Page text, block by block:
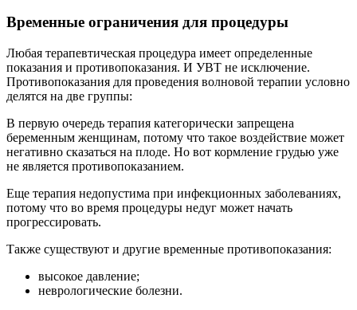
Временные ограничения для процедуры
Любая терапевтическая процедура имеет определенные
показания и противопоказания. И УВТ не исключение.
Противопоказания для проведения волновой терапии условно
делятся на две группы:
В первую очередь терапия категорически запрещена
беременным женщинам, потому что такое воздействие может
негативно сказаться на плоде. Но вот кормление грудью уже
не является противопоказанием.
Еще терапия недопустима при инфекционных заболеваниях,
потому что во время процедуры недуг может начать
прогрессировать.
Также существуют и другие временные противопоказания:
высокое давление;
неврологические болезни.